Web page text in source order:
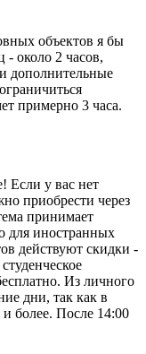
объектов я бы
- около 2 часов,
дополнительные
примерно 3 часа.
Если у вас нет
приобрести через
принимает
для иностранных
действуют скидки -
Из личного
дни, так как в
и более. После 14:00